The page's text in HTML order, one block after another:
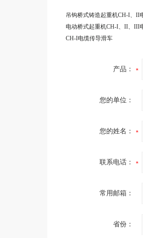
CH-I电缆传导滑车
产品：
您的单位：
您的姓名：
联系电话：
常用邮箱：
省份：